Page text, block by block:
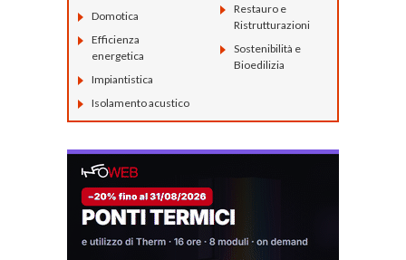
Domotica
Efficienza
energetica
Impiantistica
Isolamento acustico
Restauro e
Ristrutturazioni
Sostenibilità e
Bioedilizia